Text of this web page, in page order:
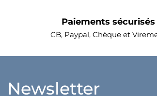
Paiements sécurisés
CB, Paypal, Chèque et
Newsletter